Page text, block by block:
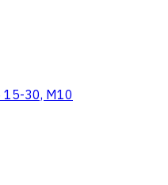
15-30, М10